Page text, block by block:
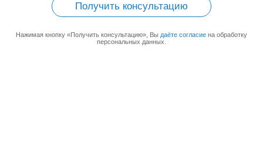
Получить консультацию
Нажимая кнопку «Получить консультацию», Вы даёте согласие на обработку
персональных данных.